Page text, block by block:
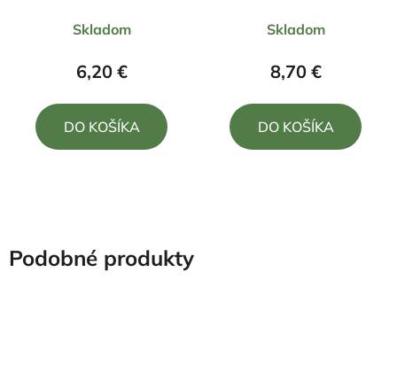
Skladom
6,20 €
DO KOŠÍKA
hodnotenie
produktu
z
Skladom
8,70 €
DO KOŠÍKA
Podobné produkty